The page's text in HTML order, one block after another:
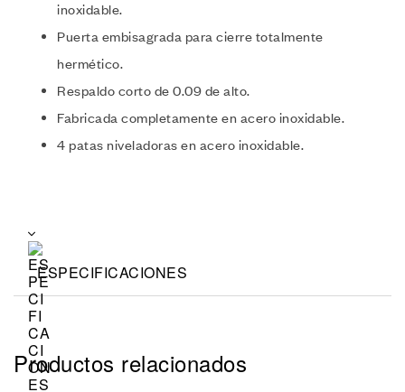
inoxidable.
Puerta embisagrada para cierre totalmente
hermético.
Respaldo corto de 0.09 de alto.
Fabricada completamente en acero inoxidable.
4 patas niveladoras en acero inoxidable.
ESPECIFICACIONES
Productos relacionados